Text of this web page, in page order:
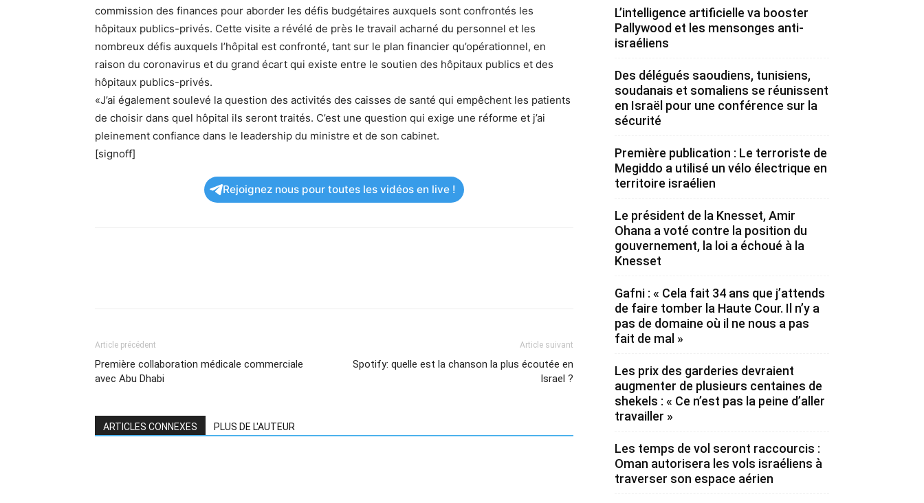
commission des finances pour aborder les défis budgétaires auxquels sont confrontés les
hôpitaux publics-privés. Cette visite a révélé de près le travail acharné du personnel et les
nombreux défis auxquels l’hôpital est confronté, tant sur le plan financier qu’opérationnel, en
raison du coronavirus et du grand écart qui existe entre le soutien des hôpitaux publics et des
hôpitaux publics-privés.
«J’ai également soulevé la question des activités des caisses de santé qui empêchent les patients
de choisir dans quel hôpital ils seront traités. C’est une question qui exige une réforme et j’ai
pleinement confiance dans le leadership du ministre et de son cabinet.
[signoff]
Rejoignez nous pour toutes les vidéos en live !
Article précédent
Première collaboration médicale commerciale
avec Abu Dhabi
Article suivant
Spotify: quelle est la chanson la plus écoutée en
Israel ?
ARTICLES CONNEXES PLUS DE L'AUTEUR
L’intelligence artificielle va booster
Pallywood et les mensonges anti-
israéliens
Des délégués saoudiens, tunisiens,
soudanais et somaliens se réunissent
en Israël pour une conférence sur la
sécurité
Première publication : Le terroriste de
Megiddo a utilisé un vélo électrique en
territoire israélien
Le président de la Knesset, Amir
Ohana a voté contre la position du
gouvernement, la loi a échoué à la
Knesset
Gafni : « Cela fait 34 ans que j’attends
de faire tomber la Haute Cour. Il n’y a
pas de domaine où il ne nous a pas
fait de mal »
Les prix des garderies devraient
augmenter de plusieurs centaines de
shekels : « Ce n’est pas la peine d’aller
travailler »
Les temps de vol seront raccourcis :
Oman autorisera les vols israéliens à
traverser son espace aérien